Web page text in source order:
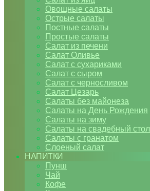
Овощные салаты
Острые салаты
Постные салаты
Простые салаты
Салат из печени
Салат Оливье
Салат с сухариками
Салат с сыром
Салат с черносливом
Салат Цезарь
Салаты без майонеза
Салаты на День Рождения
Салаты на зиму
Салаты на свадебный стол
Салаты с гранатом
Слоеный салат
НАПИТКИ
Пунш
Чай
Кофе